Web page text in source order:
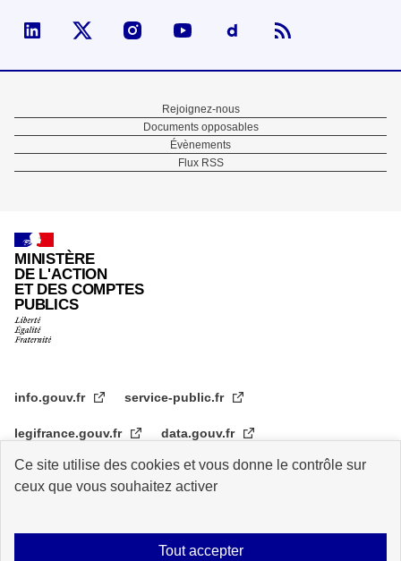
Ce site utilise des cookies et vous donne le contrôle sur
ceux que vous souhaitez activer
Tout accepter
Visiter la page Linked In de fonction publique
Visiter la page X de fonction publique
Visiter la page Instagram de fonction
Visiter la page You Tube de
Visiter la page
Pied
de
Rejoignez-nous
Documents opposables
Évènements
Flux RSS
MINISTÈRE
DE L'ACTION
ET DES COMPTES
PUBLICS
info.gouv.fr service-public.fr
legifrance.gouv.fr data.gouv.fr
transformation.gouv.fr